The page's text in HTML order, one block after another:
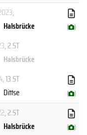
,
Halsbrücke ( )
, 2.ST
Halsbrücke
, 13.ST
Dittse ( )
, 2.ST
Halsbrücke ( )